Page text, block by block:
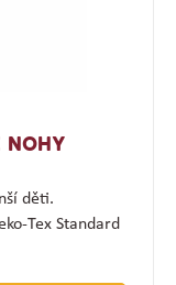
NOHY
děti.
Tex Standard